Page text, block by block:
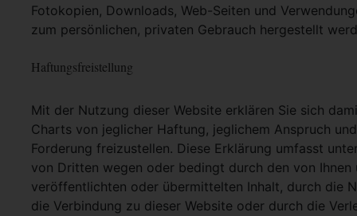
Fotokopien, Downloads, Web-Seiten und
zum persönlichen, privaten Gebrauch hergestellt
Haftungsfreistellung
Mit der Nutzung dieser Website erklären Sie sich
Charts von jeglicher Haftung, jeglichem Anspruch
Forderung freizustellen. Diese Erklärung umfasst
von Dritten wegen oder bedingt durch den von Ihnen
veröffentlichten oder übermittelten Inhalt, durch die
die Verbindung zu dieser Website oder durch die